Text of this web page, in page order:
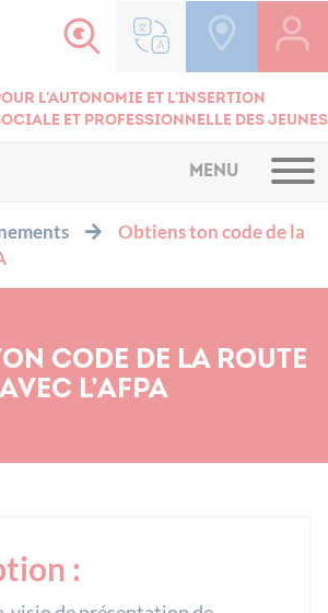
l'autonomie et l'insertion
et professionnelle des jeunes
MENU
Obtiens ton code de la
CODE DE LA ROUTE
AVEC L’AFPA
: